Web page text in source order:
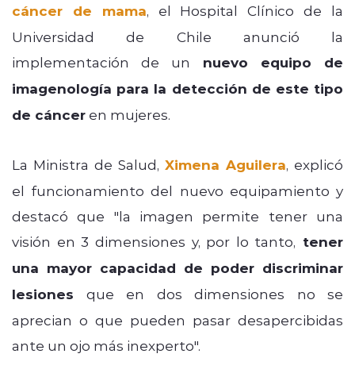
cáncer de mama, el Hospital Clínico de la
Universidad de Chile anunció la
implementación de un nuevo equipo de
imagenología para la detección de este tipo
de cáncer en mujeres.
La Ministra de Salud, Ximena Aguilera, explicó
el funcionamiento del nuevo equipamiento y
destacó que "la imagen permite tener una
visión en 3 dimensiones y, por lo tanto, tener
una mayor capacidad de poder discriminar
lesiones que en dos dimensiones no se
aprecian o que pueden pasar desapercibidas
ante un ojo más inexperto".